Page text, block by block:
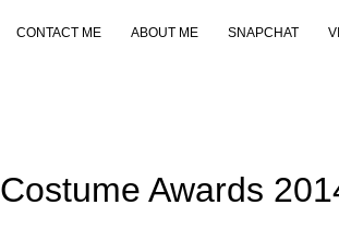
CONTACT ME ABOUT ME SNAPCHAT
Costume Awards